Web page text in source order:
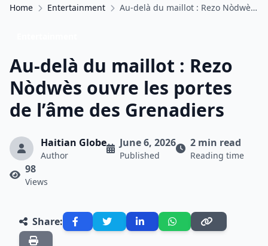
Home Entertainment Au-delà du maillot : Rezo Nòdwès ouvre les portes de l’âme des Grenadiers
Au-delà du maillot : Rezo
Nòdwès ouvre les portes
de l’âme des Grenadiers
Haitian Globe
Author
June 6, 2026
Published
2 min read
Reading time
98
Views
Share: